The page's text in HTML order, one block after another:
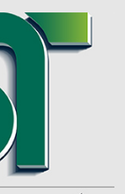
ورق‌های
امثالهم می‌باشد.